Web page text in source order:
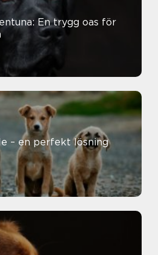
En trygg oas för
– en perfekt lösning